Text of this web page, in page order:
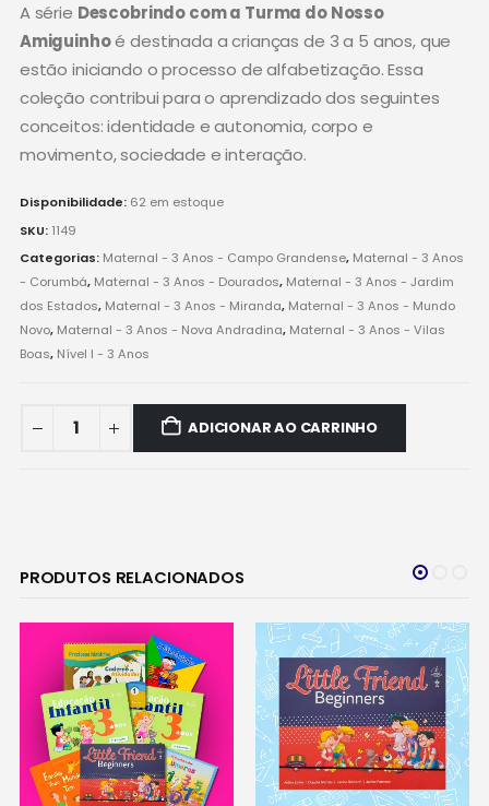
A série Descobrindo com a Turma do Nosso
Amiguinhoé destinada a crianças de 3 a 5 anos, que
estão iniciando o processo de alfabetização. Essa
coleção contribui para o aprendizado dos seguintes
conceitos: identidade e autonomia, corpo e
movimento, sociedade e interação.
Disponibilidade: 62 em estoque
SKU: 1149
Categorias: Maternal - 3 Anos - Campo Grandense, Maternal - 3 Anos
- Corumbá, Maternal - 3 Anos - Dourados, Maternal - 3 Anos - Jardim
dos Estados, Maternal - 3 Anos - Miranda, Maternal - 3 Anos - Mundo
Novo, Maternal - 3 Anos - Nova Andradina, Maternal - 3 Anos - Vilas
Boas, Nível I - 3 Anos
ADICIONAR AO CARRINHO
PRODUTOS RELACIONADOS